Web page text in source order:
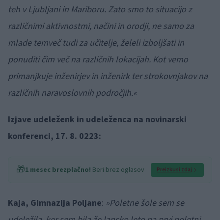
teh v Ljubljani in Mariboru. Zato smo to situacijo z
različnimi aktivnostmi, načini in orodji, ne samo za
mlade temveč tudi za učitelje, želeli izboljšati in
ponuditi čim več na različnih lokacijah. Kot vemo
primanjkuje inženirjev in inženirk ter strokovnjakov na
različnih naravoslovnih področjih.«
Izjave udeleženk in udeleženca na novinarski
konferenci, 17. 8. 0223:
🎁1 mesec brezplačno! Beri brez oglasov Preizkusi zdaj
Kaja, Gimnazija Poljane: »Poletne šole sem se